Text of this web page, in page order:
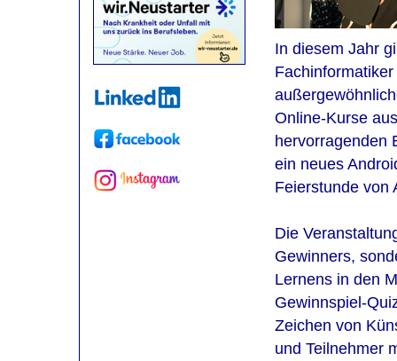
In diesem Jahr
Online-Kurse
hervorragenden
ein neues
Feierstunde von
Die
Gewinners,
Lernens in den
Gewinnspiel-
Zeichen von
und Teilnehmer